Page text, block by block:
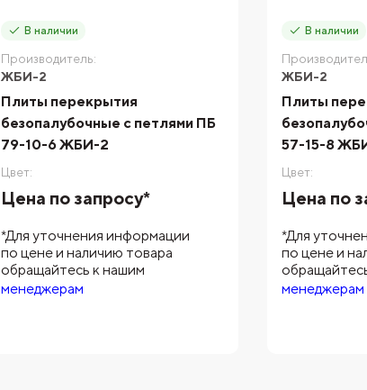
В наличии
Производитель:
ЖБИ-2
Плиты перекрытия
безопалубочные с петлями ПБ
79-10-6 ЖБИ-2
Цвет:
Цена по запросу*
*Для уточнения информации
по цене и наличию товара
обращайтесь к нашим
менеджерам
В наличии
ЖБИ-2
Плиты
57-15-8
Цвет:
Цена по
*Для
по цене и
менеджерам